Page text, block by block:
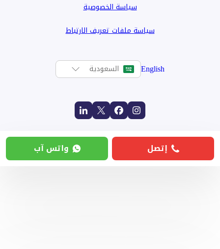
سياسة الخصوصية
سياسة ملفات تعريف الارتباط
English السعودية
إتصل واتس آب